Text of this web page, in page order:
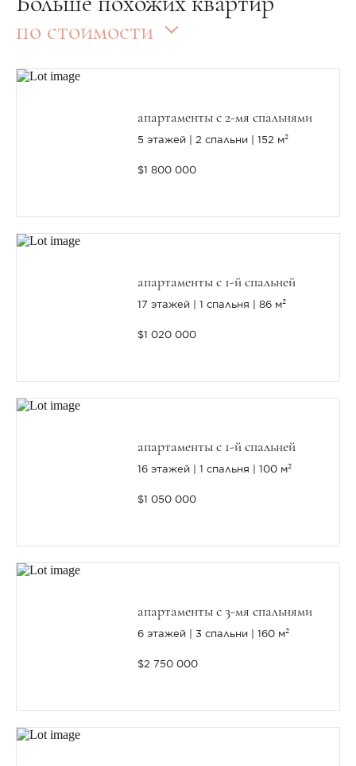
по стоимости
апартаменты с 2-мя спальнями
5 этажей 2 спальни 152 м²
$1 800 000
апартаменты с 1-й спальней
17 этажей 1 спальня 86 м²
$1 020 000
апартаменты с 1-й спальней
16 этажей 1 спальня 100 м²
$1 050 000
апартаменты с 3-мя спальнями
6 этажей 3 спальни 160 м²
$2 750 000